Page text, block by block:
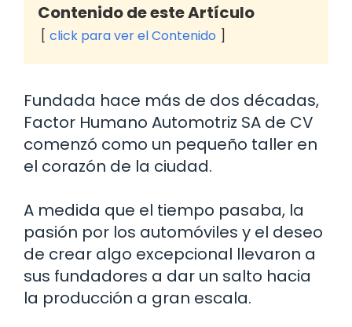
Contenido de este Artículo
click para ver el Contenido
Fundada hace más de dos décadas,
Factor Humano Automotriz SA de CV
comenzó como un pequeño taller en
el corazón de la ciudad.
A medida que el tiempo pasaba, la
pasión por los automóviles y el deseo
de crear algo excepcional llevaron a
sus fundadores a dar un salto hacia
la producción a gran escala.